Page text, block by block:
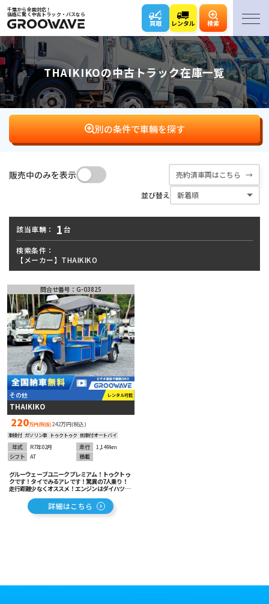
千葉から全国対応！
価格に驚く中古トラック・バスなら
買取 レンタル 検索
THAIKIKOの中古トラック在庫一覧
別の条件で車輛を探す
クレーン
バン･
冷凍車 パッカー車
ミキサー車 タンク車
バス
ベース車輛･
その他
並び替え
販売中のみを表示 売約済車両はこちら
該当車輛： 1台
検索条件：
【メーカー】THAIKIKO
問合せ番号：G-03825
その他 レンタル可能
THAIKIKO
220万円(税抜)242万円(税込)
車検付 ガソリン車 トゥクトゥク 側車付オートバイ
年式 R7年02月 走行
1,149km
シフト
AT 積載
グルーウェーブユニークプレミアム！トゥクトゥ
クです！タイでみるアレです！驚異の7人乗り！
走行距離少なくオススメ！エンジンはダイハツ製
外となります。
詳細はこちら